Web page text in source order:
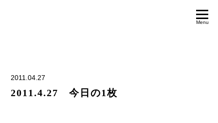
Menu
2011.04.27
2011.4.27 今日の1枚